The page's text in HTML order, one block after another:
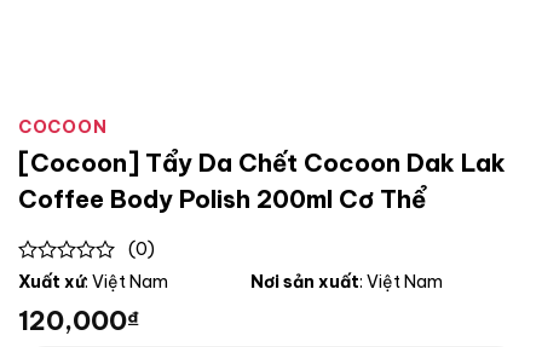
COCOON
[Cocoon] Tẩy Da Chết Cocoon Dak Lak
Coffee Body Polish 200ml Cơ Thể
0
of
5
(0)
Xuất xứ: Việt Nam Nơi sản xuất: Việt Nam
120,000₫